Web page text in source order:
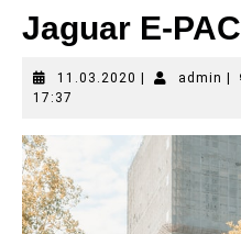
Jaguar E-
11.03.2020 admin
17:37